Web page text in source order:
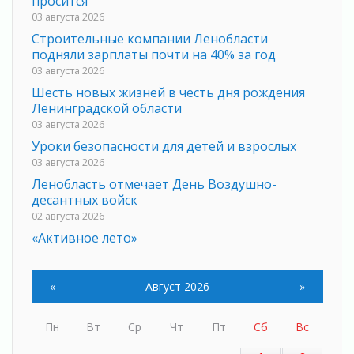
03 августа 2026
Строительные компании Ленобласти
подняли зарплаты почти на 40% за год
03 августа 2026
Шесть новых жизней в честь дня рождения
Ленинградской области
03 августа 2026
Уроки безопасности для детей и взрослых
03 августа 2026
Ленобласть отмечает День Воздушно-
десантных войск
02 августа 2026
«Активное лето»
Ленобласть отметила заслуги жителей перед
регионом и страной
Ладога — не пруд
« Август 2026 »
Пн Вт Ср Чт Пт Сб
Вс